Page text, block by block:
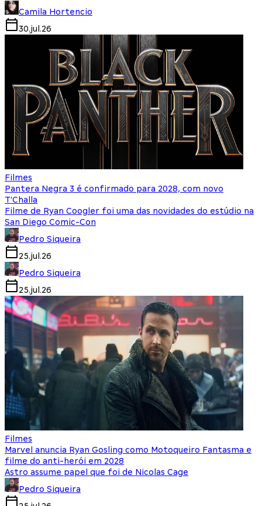
Camila Hortencio
30.jul.26
Filmes
Pantera Negra 3 é confirmado para 2028, com novo
T'Challa
Filme de Ryan Coogler foi uma das novidades do estúdio na
San Diego Comic-Con
Pedro Siqueira
25.jul.26
Pedro Siqueira
25.jul.26
Filmes
Marvel anuncia Ryan Gosling como Motoqueiro Fantasma e
filme do anti-herói em 2028
Astro assume papel que foi de Nicolas Cage
Pedro Siqueira